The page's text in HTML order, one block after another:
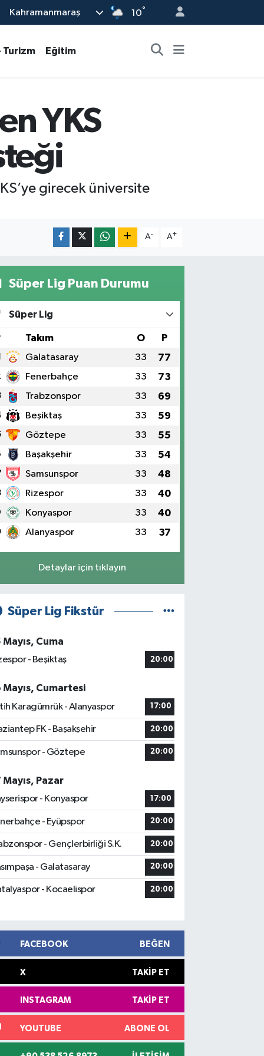
Kahramanmaraş 10°
Turizm Eğitim
YKS
girecek üniversite
A- A+
Süper Lig Puan Durumu
Süper Lig
Takım O P
Galatasaray 33 77
Fenerbahçe 33 73
Trabzonspor 33 69
Beşiktaş 33 59
Göztepe 33 55
Başakşehir 33 54
Samsunspor 33 48
Rizespor 33 40
Konyaspor 33 40
Alanyaspor 33 37
Detaylar için tıklayın
Süper Lig Fikstür
Mayıs, Cuma
- Beşiktaş
20:00
Mayıs, Cumartesi
Karagümrük - Alanyaspor
17:00
FK - Başakşehir 20:00
- Göztepe 20:00
Mayıs, Pazar
- Konyaspor
17:00
- Eyüpspor 20:00
- Gençlerbirliği S.K. 20:00
- Galatasaray 20:00
- Kocaelispor 20:00
FACEBOOK BEĞEN
X TAKIP ET
INSTAGRAM TAKIP ET
YOUTUBE ABONE OL